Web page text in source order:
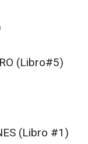
(Libro#5)
(Libro #1)